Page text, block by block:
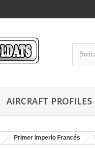
AIRCRAFT PROFILES
Primer Imperio Francés